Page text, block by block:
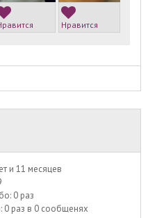
Нравится
и 11 месяцев
0 раз
0 раз в 0 сообщенях